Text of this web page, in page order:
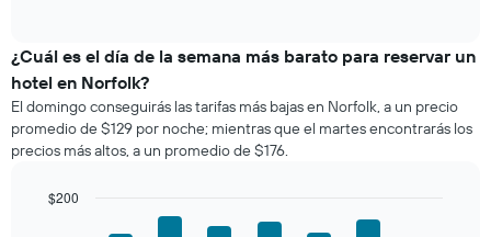
el
promedio
de
una
habitación
mes
¿Cuál es el día de la semana más barato para reservar un
hotel en Norfolk?
El domingo conseguirás las tarifas más bajas en Norfolk, a un precio
promedio de $129 por noche; mientras que el martes encontrarás los
precios más altos, a un promedio de $176.
$200